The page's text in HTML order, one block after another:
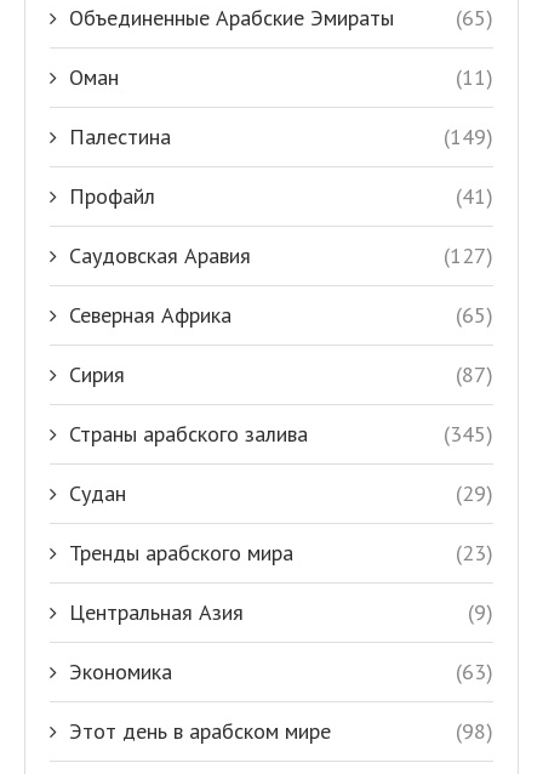
Объединенные Арабские Эмираты (65)
Оман (11)
Палестина (149)
Профайл (41)
Саудовская Аравия (127)
Северная Африка (65)
Сирия (87)
Страны арабского залива (345)
Судан (29)
Тренды арабского мира (23)
Центральная Азия (9)
Экономика (63)
Этот день в арабском мире (98)